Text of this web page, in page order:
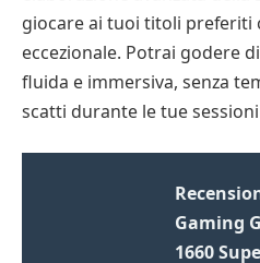
giocare ai tuoi titoli preferiti
eccezionale. Potrai godere
fluida e immersiva, senza
scatti durante le tue
Gaming
1660